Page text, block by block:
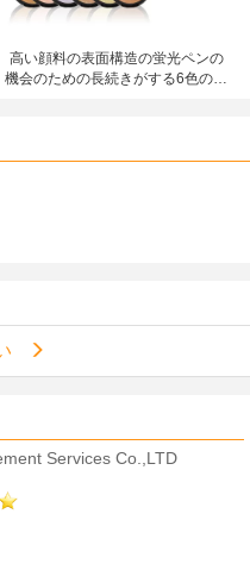
高い顔料の表面構造の蛍光ペンの
機会のための長続きがする6色のス
Services Co.,LTD